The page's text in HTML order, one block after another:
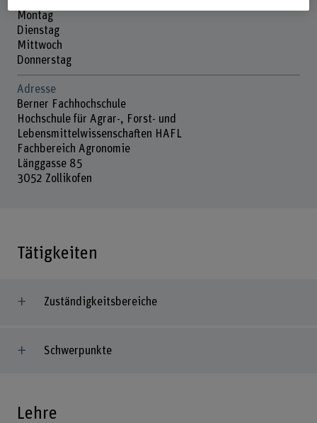
Montag
Dienstag
Mittwoch
Donnerstag
Adresse
Berner Fachhochschule
Hochschule für Agrar-, Forst- und
Lebensmittelwissenschaften HAFL
Fachbereich Agronomie
Länggasse 85
3052 Zollikofen
Tätigkeiten
Zuständigkeitsbereiche
Schwerpunkte
Lehre